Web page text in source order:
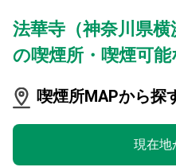
法華寺（神奈川県
の喫煙所・喫煙可
喫煙所MAPから探
現在地